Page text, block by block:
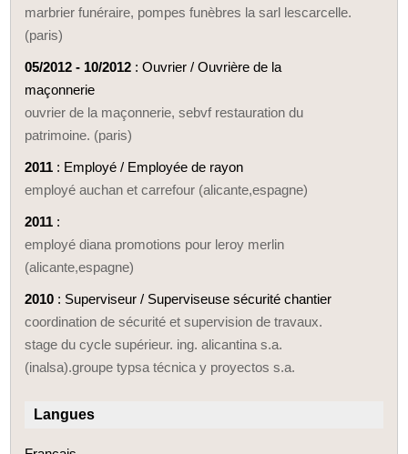
marbrier funéraire, pompes funèbres la sarl lescarcelle.
(paris)
05/2012 - 10/2012 : Ouvrier / Ouvrière de la
maçonnerie
ouvrier de la maçonnerie, sebvf restauration du
patrimoine. (paris)
2011 : Employé / Employée de rayon
employé auchan et carrefour (alicante,espagne)
2011 :
employé diana promotions pour leroy merlin
(alicante,espagne)
2010 : Superviseur / Superviseuse sécurité chantier
coordination de sécurité et supervision de travaux.
stage du cycle supérieur. ing. alicantina s.a.
(inalsa).groupe typsa técnica y proyectos s.a.
Langues